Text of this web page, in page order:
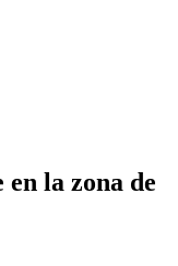
la zona de